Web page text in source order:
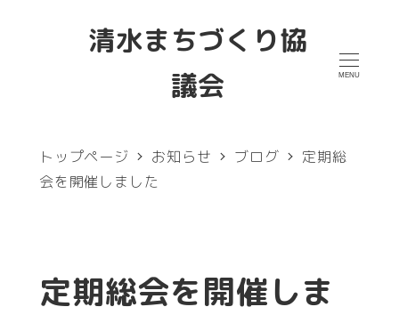
清水まちづくり協
議会
MENU
トップページ お知らせ ブログ
定期総
会を開催しました
定期総会を開催しま